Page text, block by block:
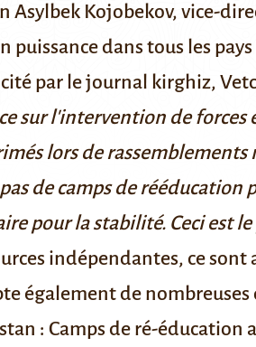
Asylbek Kojobekov, vice-
dans tous les
par le journal kirghiz,
sur l'intervention de forces
lors de rassemblements
de camps de rééducation
pour la stabilité. Ceci est
indépendantes, ce sont
également de
: Camps de ré-éducation